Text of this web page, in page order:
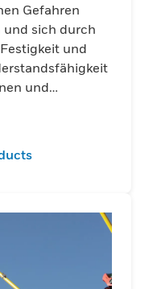
Gefahren
und sich durch
und
und